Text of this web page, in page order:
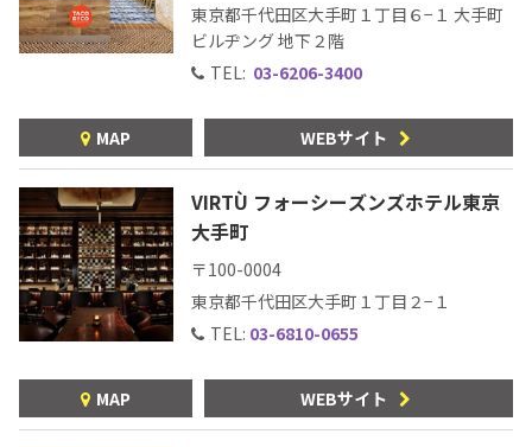
お問合せ
Contact
テキーラ・メスカルが飲める
バー＆レストラン
Bar & Restaurant
Tequila Journal SNS
東京都千代田区大手町１丁目６−１ 大手町
ビルヂング 地下２階
TEL: 03-6206-3400
MAP WEBサイト
VIRTÙ フォーシーズンズホテル東京
大手町
〒100-0004
東京都千代田区大手町１丁目２−１
TEL: 03-6810-0655
MAP WEBサイト